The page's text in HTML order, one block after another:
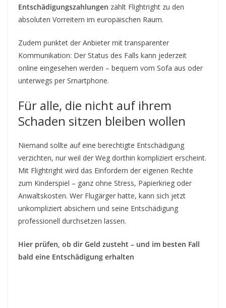
Entschädigungszahlungen zählt Flightright zu den
absoluten Vorreitern im europäischen Raum.
Zudem punktet der Anbieter mit transparenter
Kommunikation: Der Status des Falls kann jederzeit
online eingesehen werden – bequem vom Sofa aus oder
unterwegs per Smartphone.
Für alle, die nicht auf ihrem
Schaden sitzen bleiben wollen
Niemand sollte auf eine berechtigte Entschädigung
verzichten, nur weil der Weg dorthin kompliziert erscheint.
Mit Flightright wird das Einfordern der eigenen Rechte
zum Kinderspiel – ganz ohne Stress, Papierkrieg oder
Anwaltskosten. Wer Flugärger hatte, kann sich jetzt
unkompliziert absichern und seine Entschädigung
professionell durchsetzen lassen.
Hier prüfen, ob dir Geld zusteht – und im besten Fall
bald eine Entschädigung erhalten